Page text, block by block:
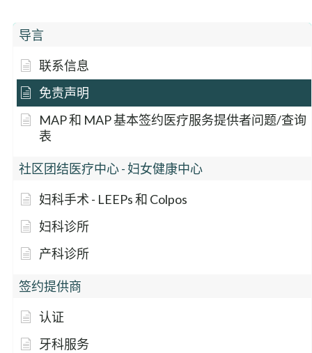
导言
联系信息
免责声明
MAP 和 MAP 基本签约医疗服务提供者问题/查询
表
社区团结医疗中心 - 妇女健康中心
妇科手术 - LEEPs 和 Colpos
妇科诊所
产科诊所
签约提供商
认证
牙科服务